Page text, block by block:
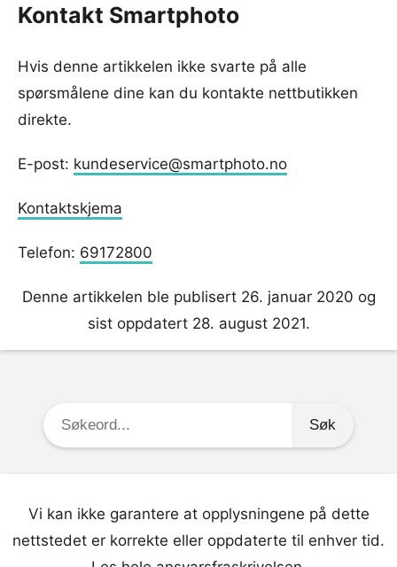
Kontakt Smartphoto
Hvis denne artikkelen ikke svarte på alle
spørsmålene dine kan du kontakte nettbutikken
direkte.
E-post: kundeservice@smartphoto.no
Kontaktskjema
Telefon: 69172800
Denne artikkelen ble publisert 26. januar 2020 og
sist oppdatert 28. august 2021.
Søkeord:
Vi kan ikke garantere at opplysningene på dette
nettstedet er korrekte eller oppdaterte til enhver tid.